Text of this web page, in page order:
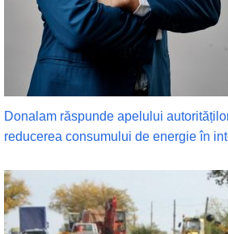
Donalam răspunde apelului
reducerea consumului de energie în